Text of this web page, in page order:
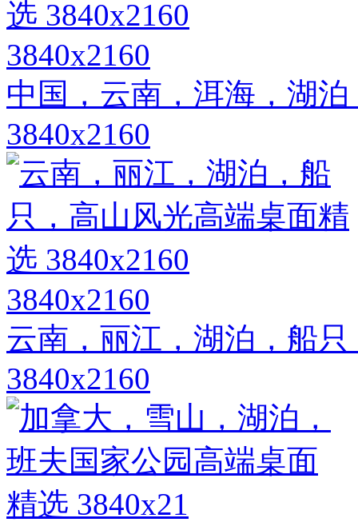
3840x2160
中国，云南，洱海，湖
3840x2160
3840x2160
云南，丽江，湖泊，船
3840x2160